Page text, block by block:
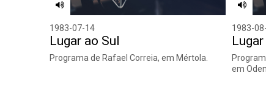
1983-07-14
Lugar ao Sul
Programa de Rafael Correia, em Mértola.
1983-
Lugar
em